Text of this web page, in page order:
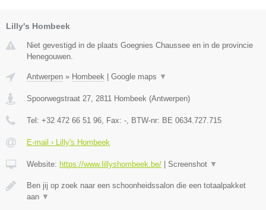
Lilly's Hombeek
Niet gevestigd in de plaats Goegnies Chaussee en in de provincie
Henegouwen.
Antwerpen » Hombeek Google maps ▼
Spoorwegstraat 27, 2811 Hombeek (Antwerpen)
Tel: +32 472 66 51 96, Fax: -, BTW-nr: BE 0634.727.715
E-mail › Lilly's Hombeek
Website: https://www.lillyshombeek.be/ Screenshot ▼
Ben jij op zoek naar een schoonheidssalon die een totaalpakket
aan ▼